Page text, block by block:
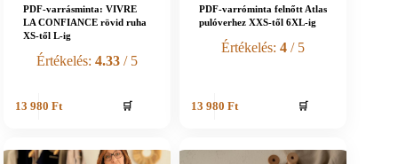
PDF-varrásminta: VIVRE
LA CONFIANCE rövid ruha
XS-től L-ig
Értékelés:4.33 / 5
13 980 Ft 🛒
PDF-varróminta felnőtt Atlas
pulóverhez XXS-től 6XL-ig
Értékelés:4 / 5
13 980 Ft 🛒